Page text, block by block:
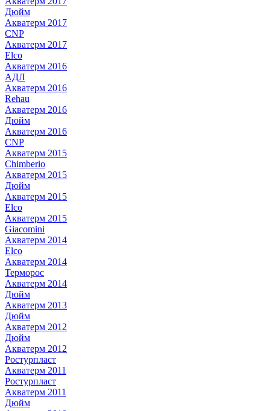
Дюйм
Акватерм 2017
CNP
Акватерм 2017
Elco
Акватерм 2016
АДЛ
Акватерм 2016
Rehau
Акватерм 2016
Дюйм
Акватерм 2016
CNP
Акватерм 2015
Chimberio
Акватерм 2015
Дюйм
Акватерм 2015
Elco
Акватерм 2015
Giacomini
Акватерм 2014
Elco
Акватерм 2014
Терморос
Акватерм 2014
Дюйм
Акватерм 2013
Дюйм
Акватерм 2012
Дюйм
Акватерм 2012
Ростурпласт
Акватерм 2011
Ростурпласт
Акватерм 2011
Дюйм